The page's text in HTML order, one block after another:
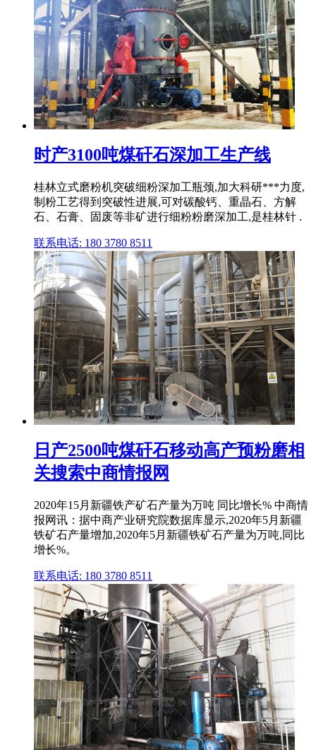
时产3100吨煤矸石深加工生产线
桂林立式磨粉机突破细粉深加工瓶颈,加大科研***力度,
制粉工艺得到突破性进展,可对碳酸钙、重晶石、方解
石、石膏、固废等非矿进行细粉粉磨深加工,是桂林针 .
联系电话: 180 3780 8511
日产2500吨煤矸石移动高产预粉磨相
关搜索中商情报网
2020年15月新疆铁产矿石产量为万吨 同比增长% 中商情
报网讯：据中商产业研究院数据库显示,2020年5月新疆
铁矿石产量增加,2020年5月新疆铁矿石产量为万吨,同比
增长%。
联系电话: 180 3780 8511